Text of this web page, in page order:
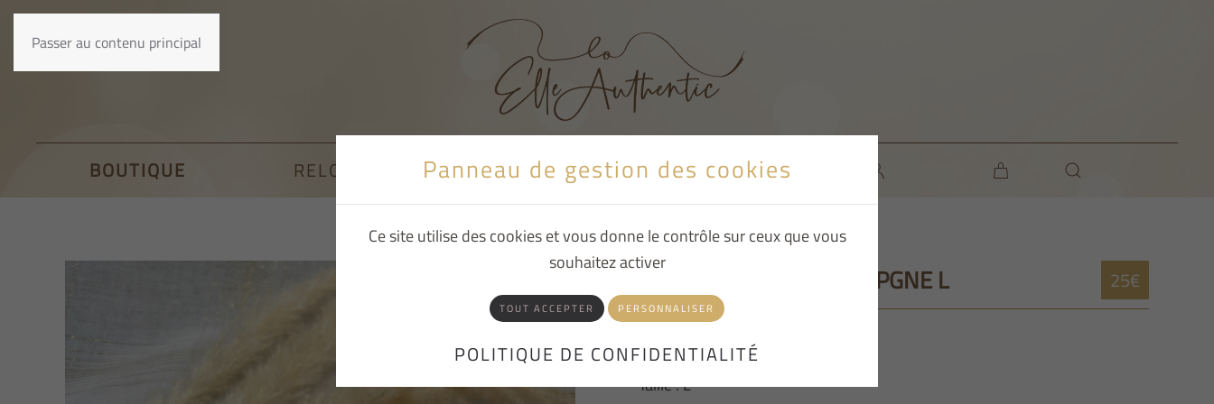
Panneau de gestion des cookies
Ce site utilise des cookies et vous donne le contrôle sur ceux que vous
souhaitez activer
TOUT ACCEPTER PERSONNALISER
POLITIQUE DE CONFIDENTIALITÉ
Passer au contenu principal
BOUTIQUE RELOOKING BLOG À PROPOS
JONC TORSADE CHAMAPGNE L 25€
Jonc torsade champagne.
Taille : L